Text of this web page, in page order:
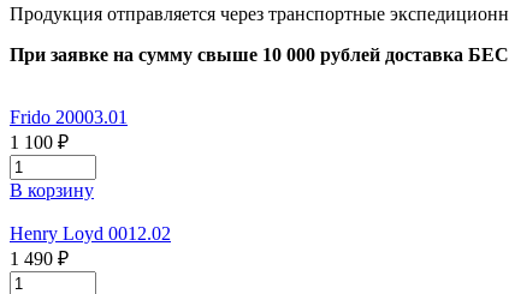
Продукция отправляется через транспортные
При заявке на сумму свыше 10 000 рублей доставка
Frido 20003.01
1 100 ₽
В корзину
Henry Loyd 0012.02
1 490 ₽